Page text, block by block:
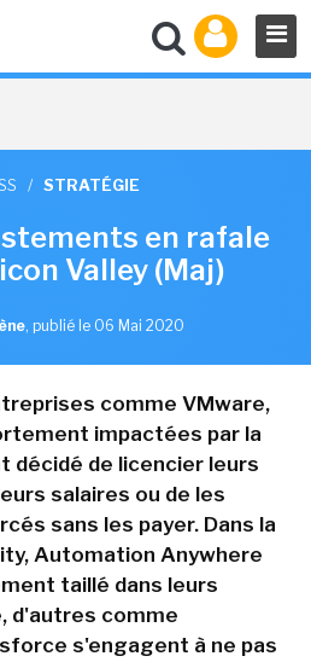
/ STRATÉGIE
en rafale
Valley (Maj)
, publié le 06 Mai 2020
comme VMware,
impactées par la
décidé de licencier leurs
salaires ou de les
sans les payer. Dans la
Automation Anywhere
taillé dans leurs
d'autres comme
s'engagent à ne pas